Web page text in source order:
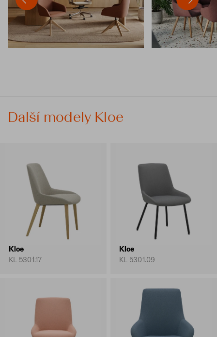
Další modely Kloe
Kloe
KL 5301.17
Kloe
KL 5301.09